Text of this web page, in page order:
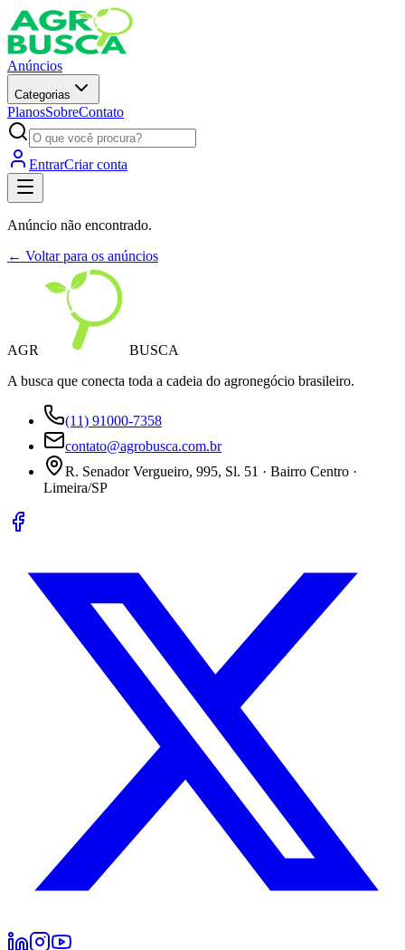
Anúncios
Categorias
PlanosSobreContato
EntrarCriar conta
Anúncio não encontrado.
← Voltar para os anúncios
AGR
BUSCA
A busca que conecta toda a cadeia do agronegócio brasileiro.
(11) 91000-7358
contato@agrobusca.com.br
R. Senador Vergueiro, 995, Sl. 51 · Bairro Centro ·
Limeira/SP